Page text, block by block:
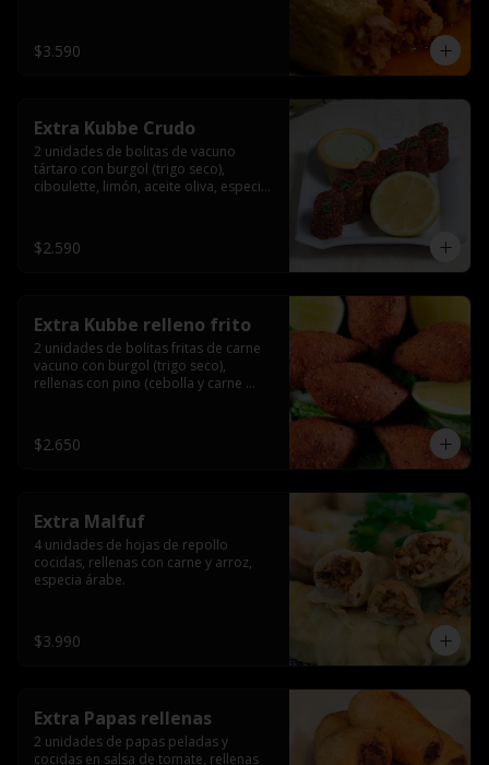
$3.590
Extra Kubbe Crudo
2 unidades de bolitas de vacuno
tártaro con burgol (trigo seco),
ciboulette, limón, aceite oliva, especia
$2.590
Extra Kubbe relleno frito
2 unidades de bolitas fritas de carne
vacuno con burgol (trigo seco),
rellenas con pino (cebolla y carne
$2.650
Extra Malfuf
4 unidades de hojas de repollo
cocidas, rellenas con carne y arroz,
especia árabe.
$3.990
Extra Papas rellenas
2 unidades de papas peladas y
cocidas en salsa de tomate, rellenas